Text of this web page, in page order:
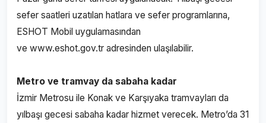
sefer saatleri uzatılan hatlara ve sefer programlarına,
ESHOT Mobil uygulamasından
ve www.eshot.gov.tr adresinden ulaşılabilir.
Metro ve tramvay da sabaha kadar
İzmir Metrosu ile Konak ve Karşıyaka tramvayları da
yılbaşı gecesi sabaha kadar hizmet verecek. Metro’da 31